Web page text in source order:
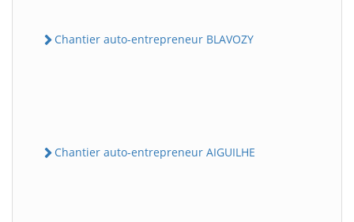
Chantier auto-entrepreneur BLAVOZY
Chantier auto-entrepreneur AIGUILHE